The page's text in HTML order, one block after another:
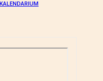
KALENDARIUM